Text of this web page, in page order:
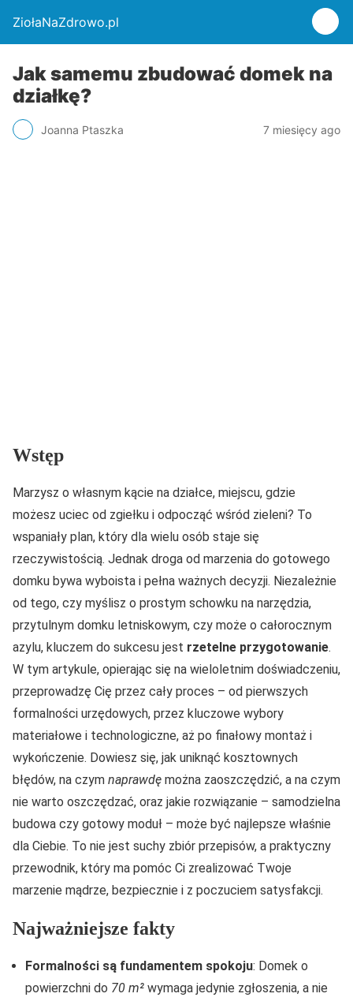
ZiołaNaZdrowo.pl
Jak samemu zbudować domek na
działkę?
Joanna Ptaszka 7 miesięcy ago
Wstęp
Marzysz o własnym kącie na działce, miejscu, gdzie
możesz uciec od zgiełku i odpocząć wśród zieleni? To
wspaniały plan, który dla wielu osób staje się
rzeczywistością. Jednak droga od marzenia do gotowego
domku bywa wyboista i pełna ważnych decyzji. Niezależnie
od tego, czy myślisz o prostym schowku na narzędzia,
przytulnym domku letniskowym, czy może o całorocznym
azylu, kluczem do sukcesu jest rzetelne przygotowanie.
W tym artykule, opierając się na wieloletnim doświadczeniu,
przeprowadzę Cię przez cały proces – od pierwszych
formalności urzędowych, przez kluczowe wybory
materiałowe i technologiczne, aż po finałowy montaż i
wykończenie. Dowiesz się, jak uniknąć kosztownych
błędów, na czym naprawdę można zaoszczędzić, a na czym
nie warto oszczędzać, oraz jakie rozwiązanie – samodzielna
budowa czy gotowy moduł – może być najlepsze właśnie
dla Ciebie. To nie jest suchy zbiór przepisów, a praktyczny
przewodnik, który ma pomóc Ci zrealizować Twoje
marzenie mądrze, bezpiecznie i z poczuciem satysfakcji.
Najważniejsze fakty
Formalności są fundamentem spokoju: Domek o
powierzchni do 70 m² wymaga jedynie zgłoszenia, a nie